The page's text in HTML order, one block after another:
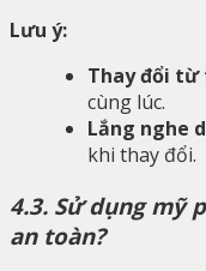
Lưu ý:
Thay đổi từ
cùng lúc.
Lắng nghe
khi thay đổi.
4.3. Sử dụng mỹ
an toàn?